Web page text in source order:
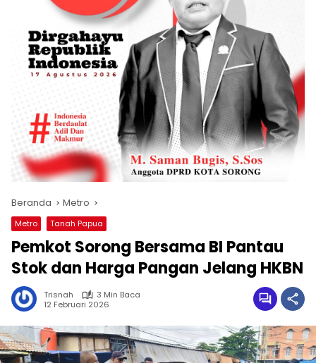
Beranda Metro
Metro Tanah Papua
Pemkot Sorong Bersama BI Pantau
Stok dan Harga Pangan Jelang HKBN
Trisnah
3 Min Baca
12 Februari 2026